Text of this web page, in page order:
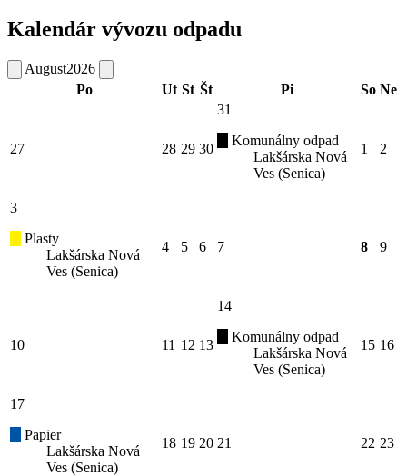
Kalendár vývozu odpadu
August2026
Po
Ut St Št Pi So Ne
27 28 29 30
31
Komunálny odpad
Lakšárska Nová
Ves (Senica)
1 2
3
Plasty
Lakšárska Nová
Ves (Senica)
4 5 6 7 8 9
10 11 12 13
14
Komunálny odpad
Lakšárska Nová
Ves (Senica)
15 16
17
Papier
Lakšárska Nová
Ves (Senica)
18 19 20 21 22 23